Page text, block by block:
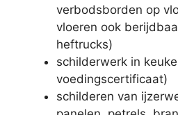
verbodsborden op
vloeren ook
heftrucks)
schilderwerk in
voedingscertificaat)
schilderen van